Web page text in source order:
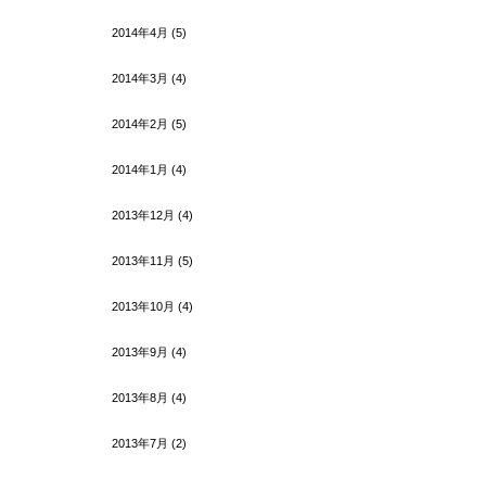
2014年4月 (5)
2014年3月 (4)
2014年2月 (5)
2014年1月 (4)
2013年12月 (4)
2013年11月 (5)
2013年10月 (4)
2013年9月 (4)
2013年8月 (4)
2013年7月 (2)